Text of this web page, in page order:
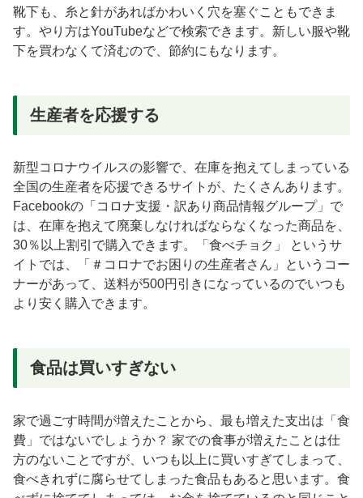
靴下も、糸と針があればかわいく穴を塞ぐこともできま
す。やり方はYouTubeなどで検索できます。新しい服や靴
下を買わなくて済むので、節約にもなります。
生産者を応援する
新型コロナウイルスの影響で、在庫を抱えてしまっている
全国の生産者を応援できるサイトが、たくさんあります。
Facebookの「コロナ支援・訳あり商品情報グループ」で
は、在庫を抱えて廃棄しなければならなくなった商品を、
30％以上割引で購入できます。「食べチョク」 というサ
イトでは、「＃コロナでお困りの生産者さん」というコー
ナーがあって、送料が500円引きになっているのでいつも
より安く購入できます。
食品は買いすぎない
家で過ごす時間が増えたことから、最も増えた支出は「食
費」ではないでしょうか？ 家での食事が増えたことは仕
方のないことですが、いつも以上に買いすぎてしまって、
食べきれずに腐らせてしまった食品もあると思います。食